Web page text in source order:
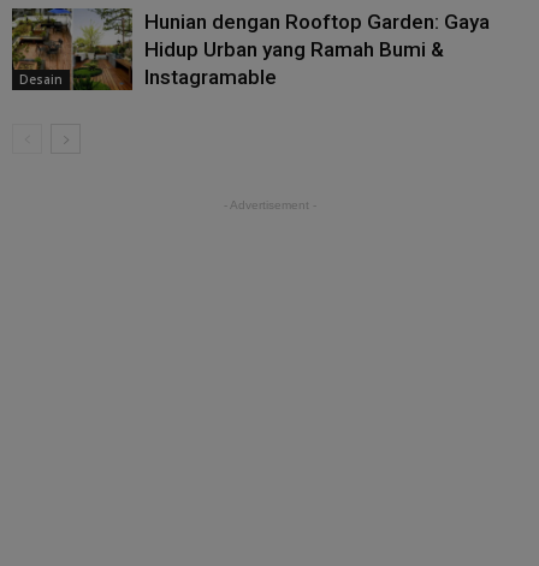
Desain
Hunian dengan Rooftop Garden: Gaya
Hidup Urban yang Ramah Bumi &
Instagramable
- Advertisement -